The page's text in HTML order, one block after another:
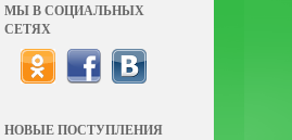
МЫ В СОЦИАЛЬНЫХ
СЕТЯХ
НОВЫЕ ПОСТУПЛЕНИЯ